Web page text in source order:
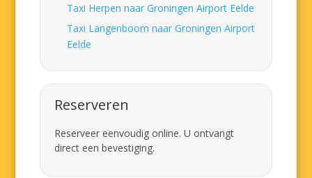
Taxi Herpen naar Groningen Airport Eelde
Taxi Langenboom naar Groningen Airport
Eelde
Reserveren
Reserveer eenvoudig online. U ontvangt
direct een bevestiging.